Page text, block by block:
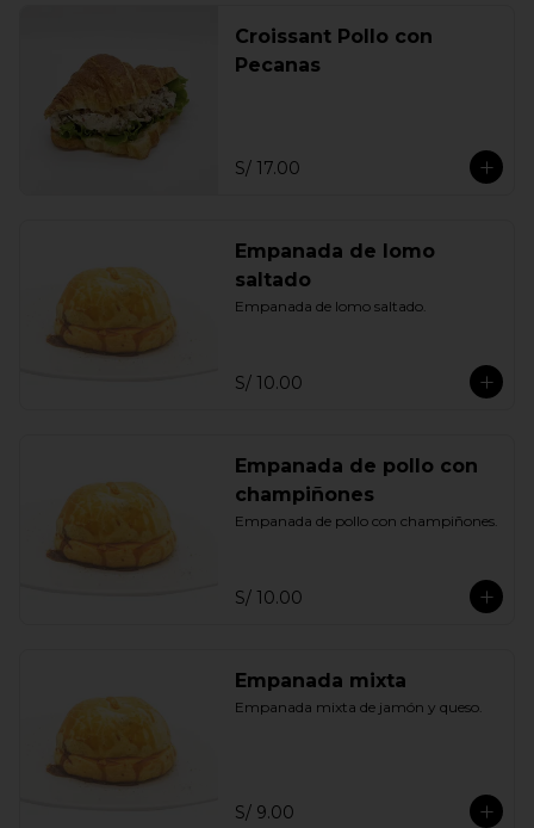
Croissant Pollo con
Pecanas
S/ 17.00
Empanada de lomo
saltado
Empanada de lomo saltado.
S/ 10.00
Empanada de pollo con
champiñones
Empanada de pollo con champiñones.
S/ 10.00
Empanada mixta
Empanada mixta de jamón y queso.
S/ 9.00